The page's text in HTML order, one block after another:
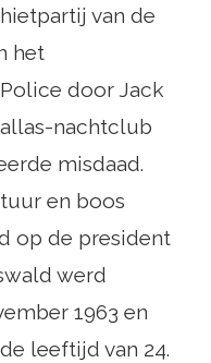
van de
het
door Jack
nachtclub
misdaad.
en boos
op de president
werd
1963 en
leeftijd van 24.